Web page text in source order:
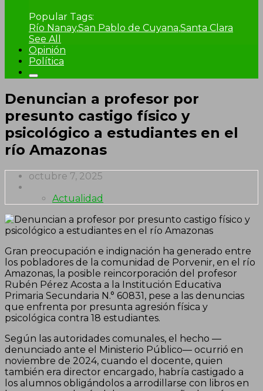
Popular Tags:
Río Nanay,San Pablo de Cuyana,Santa Clara
See All
Opinión
Política
Denuncian a profesor por
presunto castigo físico y
psicológico a estudiantes en el
río Amazonas
octubre 7, 2025
Actualidad
Gran preocupación e indignación ha generado entre
los pobladores de la comunidad de Porvenir, en el río
Amazonas, la posible reincorporación del profesor
Rubén Pérez Acosta a la Institución Educativa
Primaria Secundaria N.° 60831, pese a las denuncias
que enfrenta por presunta agresión física y
psicológica contra 18 estudiantes.
Según las autoridades comunales, el hecho —
denunciado ante el Ministerio Público— ocurrió en
noviembre de 2024, cuando el docente, quien
también era director encargado, habría castigado a
los alumnos obligándolos a arrodillarse con libros en